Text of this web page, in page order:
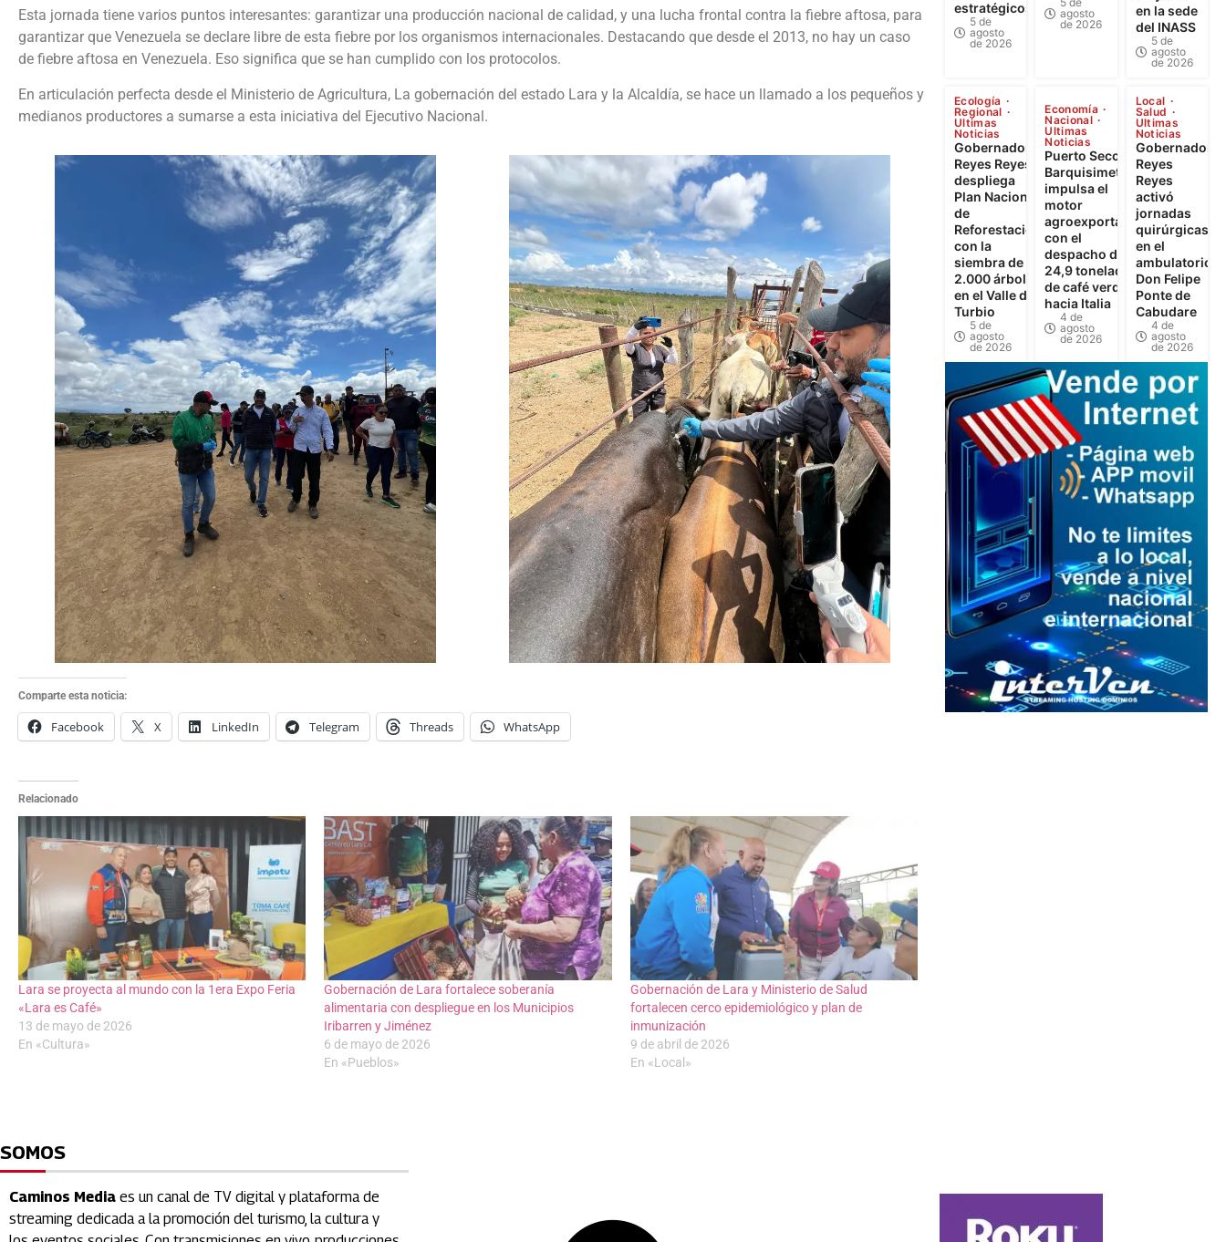
Esta jornada tiene varios puntos interesantes: garantizar una producción nacional de calidad, y una lucha frontal contra la fiebre aftosa, para
garantizar que Venezuela se declare libre de esta fiebre por los organismos internacionales. Destacando que desde el 2013, no hay un caso
de fiebre aftosa en Venezuela. Eso significa que se han cumplido con los protocolos.
En articulación perfecta desde el Ministerio de Agricultura, La gobernación del estado Lara y la Alcaldía, se hace un llamado a los pequeños y
medianos productores a sumarse a esta iniciativa del Ejecutivo Nacional.
Comparte esta noticia:
Facebook X LinkedIn Telegram Threads WhatsApp
Relacionado
Lara se proyecta al mundo con la 1era Expo Feria
«Lara es Café»
13 de mayo de 2026
En «Cultura»
Gobernación de Lara fortalece soberanía
alimentaria con despliegue en los Municipios
Iribarren y Jiménez
6 de mayo de 2026
En «Pueblos»
Gobernación de Lara y Ministerio de Salud
fortalecen cerco epidemiológico y plan de
inmunización
9 de abril de 2026
En «Local»
estratégicos
5 de
agosto
de 2026
agosto
de 2026
en la sede
del INASS
5 de
agosto
de 2026
Ecología
Regional
Ultimas
Noticias
Gobernador
Reyes Reyes
despliega
Plan Nacional
de
Reforestación
con la
siembra de
2.000 árboles
en el Valle del
Turbio
5 de
agosto
de 2026
Economía
Nacional
Ultimas
Noticias
Puerto Seco de
Barquisimeto
impulsa el
motor
agroexportador
con el
despacho de
24,9 toneladas
de café verde
hacia Italia
4 de
agosto
de 2026
Local
Salud
Ultimas
Noticias
Gobernador
Reyes
Reyes
activó
jornadas
quirúrgicas
en el
ambulatorio
Don Felipe
Ponte de
Cabudare
4 de
agosto
de 2026
SOMOS
Caminos Media es un canal de TV digital y plataforma de
streaming dedicada a la promoción del turismo, la cultura y